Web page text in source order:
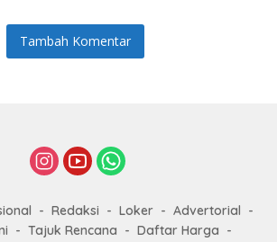
Tambah Komentar
Redaksi Loker
Advertorial
Tajuk Rencana
Daftar Harga